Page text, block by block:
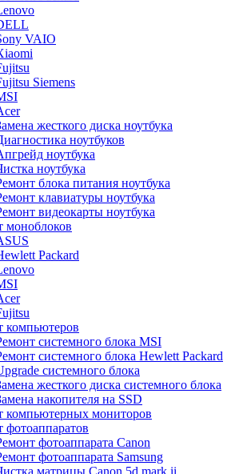
VAIO
Siemens
жесткого диска ноутбука
ноутбуков
ноутбука
ноутбука
блока питания ноутбука
клавиатуры ноутбука
видеокарты ноутбука
моноблоков
Packard
компьютеров
системного блока MSI
системного блока Hewlett Packard
системного блока
жесткого диска системного блока
накопителя на SSD
компьютерных мониторов
фотоаппаратов
фотоаппарата Canon
фотоаппарата Samsung
матрицы Canon 5d mark ii